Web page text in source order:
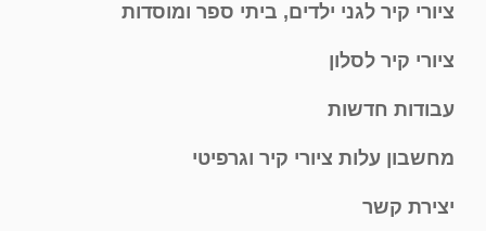
ציורי קיר לגני ילדים, ביתי ספר ומוסדות
ציורי קיר לסלון
עבודות חדשות
מחשבון עלות ציורי קיר וגרפיטי
יצירת קשר